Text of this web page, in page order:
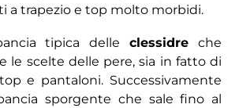
a trapezio e top molto morbidi.
tipica delle clessidre che
le scelte delle pere, sia in fatto di
e pantaloni. Successivamente
sporgente che sale fino al